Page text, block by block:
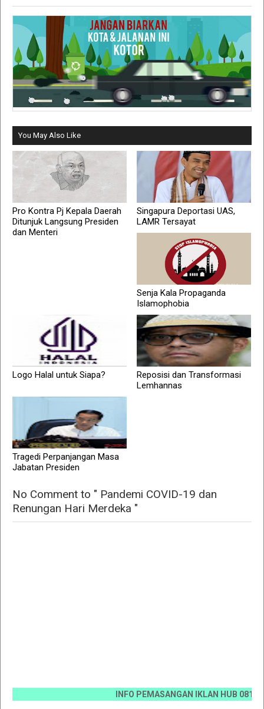
You May Also Like
Pro Kontra Pj Kepala Daerah
Ditunjuk Langsung Presiden
dan Menteri
Singapura Deportasi UAS,
LAMR Tersayat
Senja Kala Propaganda
Islamophobia
Logo Halal untuk Siapa?
Reposisi dan Transformasi
Lemhannas
Tragedi Perpanjangan Masa
Jabatan Presiden
No Comment to " Pandemi COVID-19 dan
Renungan Hari Merdeka "
INFO PEMASANGAN IKLAN HUB 0812